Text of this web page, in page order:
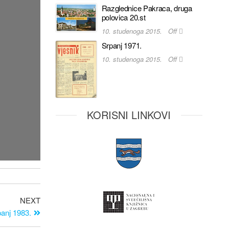
NEXT
1983.
Razglednice Pakraca, druga
polovica 20.st
10. studenoga 2015. Off
Srpanj 1971.
10. studenoga 2015. Off
KORISNI LINKOVI